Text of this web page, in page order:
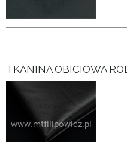
TKANINA OBICIOWA